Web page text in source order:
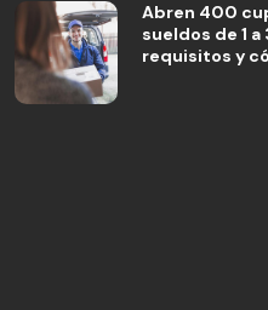
Abren 400
sueldos de 1
requisitos y